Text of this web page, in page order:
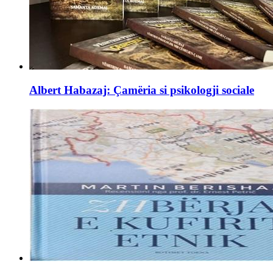
Albert Habazaj: Çamëria si psikologji sociale